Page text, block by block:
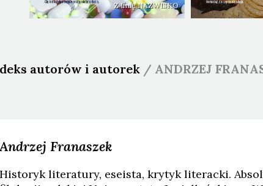
Z Imię NAZWISKO
autorów i autorek / ANDRZEJ
AndrzejFranaszek
Historyk literatury, eseista, krytyk literacki.